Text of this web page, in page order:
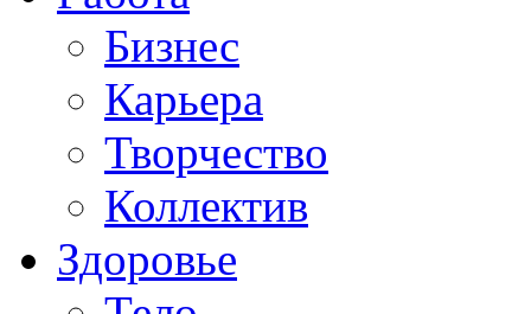
Бизнес
Карьера
Творчество
Коллектив
Здоровье